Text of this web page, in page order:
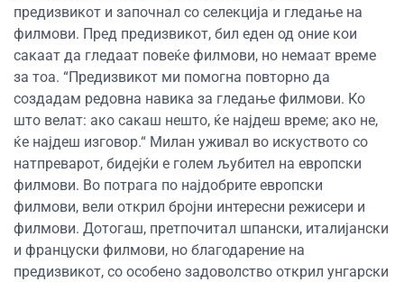
предизвикот и започнал со селекција и гледање на
филмови. Пред предизвикот, бил еден од оние кои
сакаат да гледаат повеќе филмови, но немаат време
за тоа. “Предизвикот ми помогна повторно да
создадам редовна навика за гледање филмови. Ко
што велат: ако сакаш нешто, ќе најдеш време; ако не,
ќе најдеш изговор.“ Милан уживал во искуството со
натпреварот, бидејќи е голем љубител на европски
филмови. Во потрага по најдобрите европски
филмови, вели открил бројни интересни режисери и
филмови. Дотогаш, претпочитал шпански, италијански
и француски филмови, но благодарение на
предизвикот, со особено задоволство открил унгарски